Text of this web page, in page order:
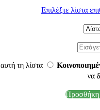
Επιλέξτε λίστα
τη λίστα
να
Προσθήκη